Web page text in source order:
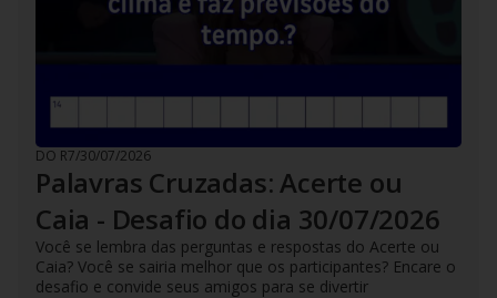
DO R7/30/07/2026
Palavras Cruzadas: Acerte ou
Caia - Desafio do dia 30/07/2026
Você se lembra das perguntas e respostas do Acerte ou
Caia? Você se sairia melhor que os participantes? Encare o
desafio e convide seus amigos para se divertir